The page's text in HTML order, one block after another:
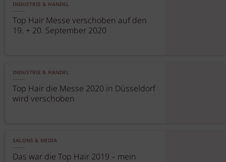
INDUSTRIE & HANDEL
Top Hair Messe verschoben auf den
19. + 20. September 2020
INDUSTRIE & HANDEL
Top Hair die Messe 2020 in Düsseldorf
wird verschoben
SALONS & MEDIA
Das war die Top Hair 2019 – mein